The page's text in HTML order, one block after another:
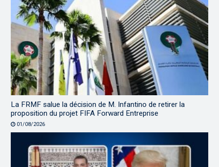
La FRMF salue la décision de M. Infantino de retirer la
proposition du projet FIFA Forward Entreprise
01/08/2026